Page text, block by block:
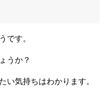
です。
うか？
い気持ちはわかります。